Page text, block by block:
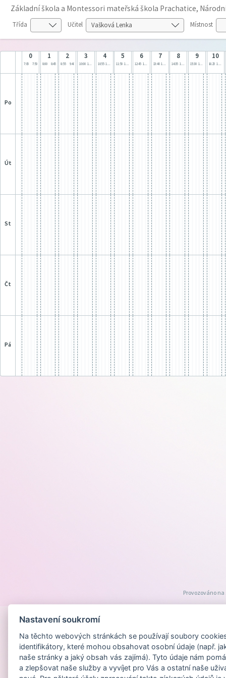
Základní škola a Montessori mateřská škola Prachatice,
Třída Učitel Místnost
0
7:05 7:50
1
8:00 8:45
2
8:55 9:40
3
10:00 10:45
4
10:55 11:40
5
11:50 12:35
6
12:45 13:30
7
13:40 14:25
8
14:35 15:20
9
15:30 16:15
10
16:25 17:10
po
út
st
čt
pá
Provozováno
Nastavení soukromí
Na těchto webových stránkách se používají soubory
identifikátory, které mohou obsahovat osobní údaje (např.
naše stránky a jaký obsah vás zajímá). Tyto údaje nám
a zlepšovat naše služby a vyvíjet pro Vás a ostatní naše